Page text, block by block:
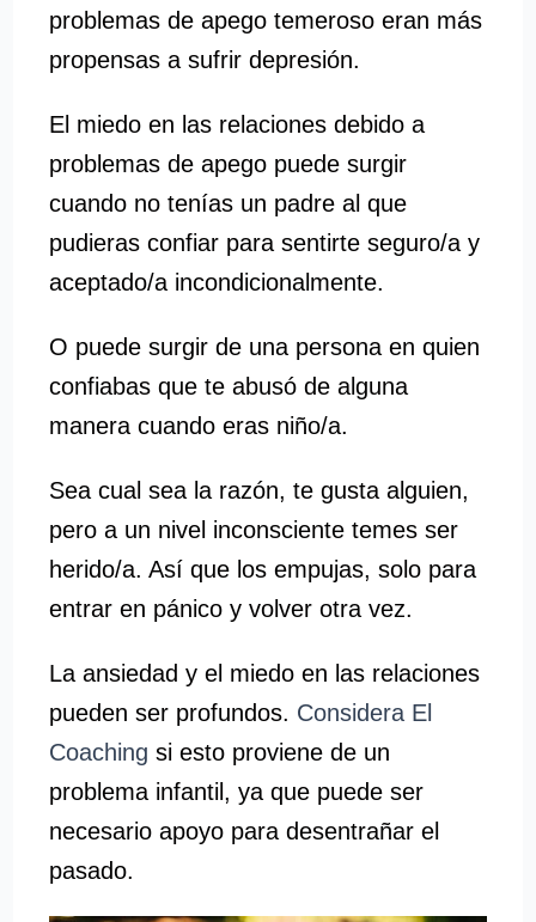
problemas de apego temeroso eran más
propensas a sufrir depresión.
El miedo en las relaciones debido a
problemas de apego puede surgir
cuando no tenías un padre al que
pudieras confiar para sentirte seguro/a y
aceptado/a incondicionalmente.
O puede surgir de una persona en quien
confiabas que te abusó de alguna
manera cuando eras niño/a.
Sea cual sea la razón, te gusta alguien,
pero a un nivel inconsciente temes ser
herido/a. Así que los empujas, solo para
entrar en pánico y volver otra vez.
La ansiedad y el miedo en las relaciones
pueden ser profundos. Considera El
Coaching si esto proviene de un
problema infantil, ya que puede ser
necesario apoyo para desentrañar el
pasado.